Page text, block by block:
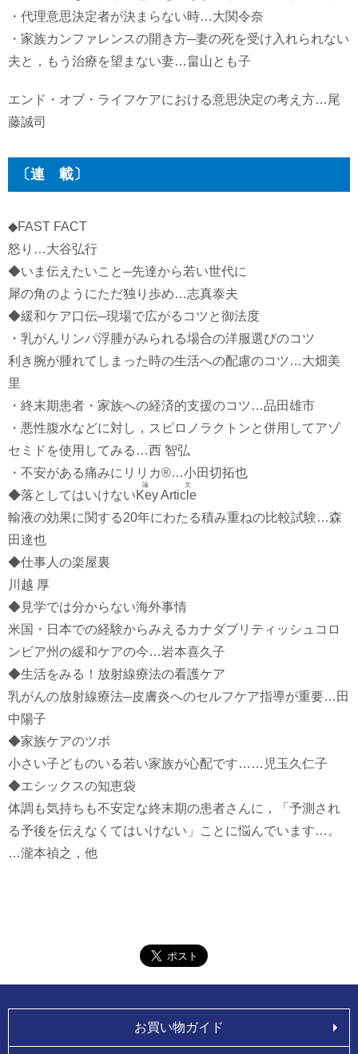
・代理意思決定者が決まらない時…大関令奈
・家族カンファレンスの開き方─妻の死を受け入れられない
夫と，もう治療を望まない妻…畠山とも子
エンド・オブ・ライフケアにおける意思決定の考え方…尾
藤誠司
〔連 載〕
◆FAST FACT
怒り…大谷弘行
◆いま伝えたいこと─先達から若い世代に
犀の角のようにただ独り歩め…志真泰夫
◆緩和ケア口伝─現場で広がるコツと御法度
・乳がんリンパ浮腫がみられる場合の洋服選びのコツ
利き腕が腫れてしまった時の生活への配慮のコツ…大畑美
里
・終末期患者・家族への経済的支援のコツ…品田雄市
・悪性腹水などに対し，スピロノラクトンと併用してアゾ
セミドを使用してみる…西 智弘
・不安がある痛みにリリカ®…小田切拓也
◆落としてはいけないKey Article
論文
輸液の効果に関する20年にわたる積み重ねの比較試験…森
田達也
◆仕事人の楽屋裏
川越 厚
◆見学では分からない海外事情
米国・日本での経験からみえるカナダブリティッシュコロ
ンビア州の緩和ケアの今…岩本喜久子
◆生活をみる！放射線療法の看護ケア
乳がんの放射線療法─皮膚炎へのセルフケア指導が重要…田
中陽子
◆家族ケアのツボ
小さい子どものいる若い家族が心配です……児玉久仁子
◆エシックスの知恵袋
体調も気持ちも不安定な終末期の患者さんに，「予測され
る予後を伝えなくてはいけない」ことに悩んでいます…。
…瀧本禎之，他
お買い物ガイド